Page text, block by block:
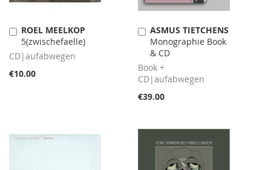
ROEL MEELKOP
5(zwischefaelle)
CD|aufabwegen
€10.00
Add
to
Cart
ASMUS TIETCHENS
Monographie Book
& CD
Book +
CD|aufabwegen
€39.00
Add
to
Cart